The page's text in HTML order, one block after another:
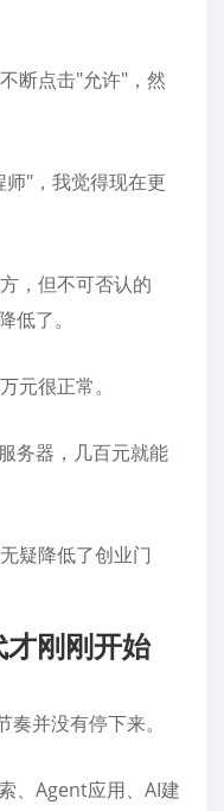
断点击"允许"，然
"，我觉得现在更
，但不可否认的
低了。
元很正常。
务器，几百元就能
疑降低了创业门
才刚刚开始
并没有停下来。
、Agent应用、AI建